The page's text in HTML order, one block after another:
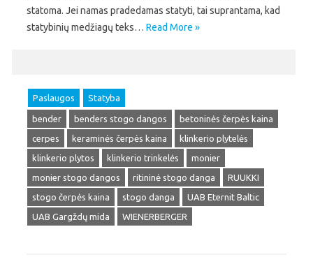
statoma. Jei namas pradedamas statyti, tai suprantama, kad
statybinių medžiagų teks… Read More »
Paslaugos Statyba
bender benders stogo dangos
betoninės čerpės kaina
cerpes
keraminės čerpės kaina
klinkerio plytelės
klinkerio plytos
klinkerio trinkelės
monier
monier stogo dangos
ritininė stogo danga
RUUKKI
stogo čerpės kaina
stogo danga
UAB Eternit Baltic
UAB Gargždų mida
WIENERBERGER